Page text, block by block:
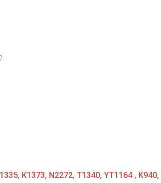
, K1373, N2272, T1340, YT1164, K940,